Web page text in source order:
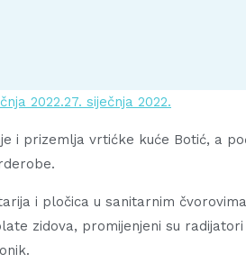
2022.27. siječnja 2022.
i prizemlja vrtićke kuće Botić, a
i pločica u sanitarnim
zidova, promijenjeni su